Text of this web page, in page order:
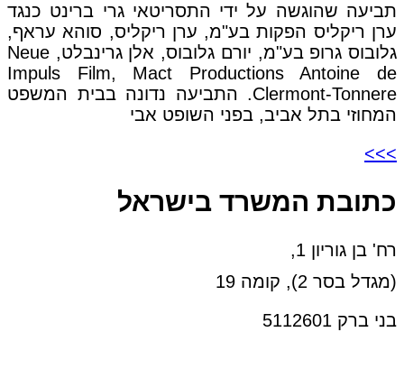
תביעה שהוגשה על ידי התסריטאי גרי ברינט כנגד
ערן ריקליס הפקות בע"מ, ערן ריקליס, סוהא עראף,
גלובוס גרופ בע"מ, יורם גלובוס, אלן גרינבלט, Neue
Impuls Film, Mact Productions Antoine de
Clermont-Tonnere. התביעה נדונה בבית המשפט
המחוזי בתל אביב, בפני השופט אבי
>>>
כתובת המשרד בישראל
רח' בן גוריון 1,
(מגדל בסר 2), קומה 19
בני ברק 5112601